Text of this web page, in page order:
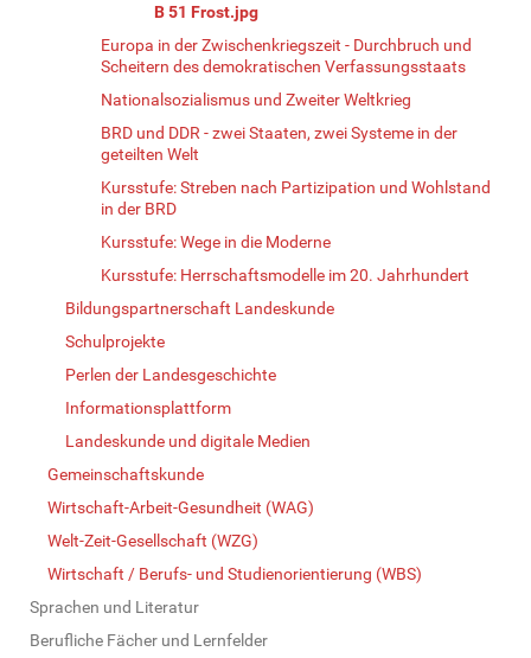
B 51 Frost.jpg
Europa in der Zwischenkriegszeit - Durchbruch und
Scheitern des demokratischen Verfassungsstaats
Nationalsozialismus und Zweiter Weltkrieg
BRD und DDR - zwei Staaten, zwei Systeme in der
geteilten Welt
Kursstufe: Streben nach Partizipation und Wohlstand
in der BRD
Kursstufe: Wege in die Moderne
Kursstufe: Herrschaftsmodelle im 20. Jahrhundert
Bildungspartnerschaft Landeskunde
Schulprojekte
Perlen der Landesgeschichte
Informationsplattform
Landeskunde und digitale Medien
Gemeinschaftskunde
Wirtschaft-Arbeit-Gesundheit (WAG)
Welt-Zeit-Gesellschaft (WZG)
Wirtschaft / Berufs- und Studienorientierung (WBS)
Sprachen und Literatur
Berufliche Fächer und Lernfelder